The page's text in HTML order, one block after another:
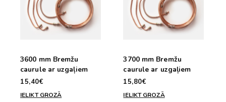
3600 mm Bremžu
caurule ar uzgaļiem
15,40€
IELIKT GROZĀ
3700 mm Bremžu
caurule ar uzgaļiem
15,80€
IELIKT GROZĀ